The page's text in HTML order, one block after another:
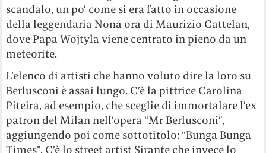
scandalo, un po’ come si era fatto in occasione
della leggendaria Nona ora di Maurizio Cattelan,
dove Papa Wojtyla viene centrato in pieno da un
meteorite.
L’elenco di artisti che hanno voluto dire la loro su
Berlusconi è assai lungo. C’è la pittrice Carolina
Piteira, ad esempio, che sceglie di immortalare l’ex
patron del Milan nell’opera “Mr Berlusconi”,
aggiungendo poi come sottotitolo: “Bunga Bunga
Times”. C’è lo street artist Sirante che invece lo